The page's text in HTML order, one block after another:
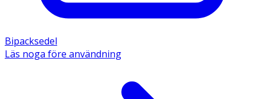
Bipacksedel
Läs noga före användning